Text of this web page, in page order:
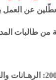
عن العمل
طالبات